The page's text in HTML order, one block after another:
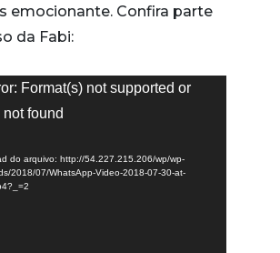
emocionante. Confira parte
da Fabi:
Format(s) not supported or
found
do arquivo: http://54.227.215.206/wp/wp-
2018/07/WhatsApp-Video-2018-07-30-at-